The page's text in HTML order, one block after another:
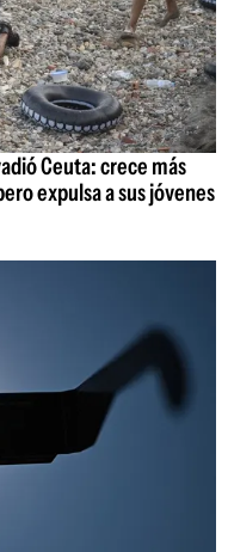
Ceuta: crece más
expulsa a sus jóvenes